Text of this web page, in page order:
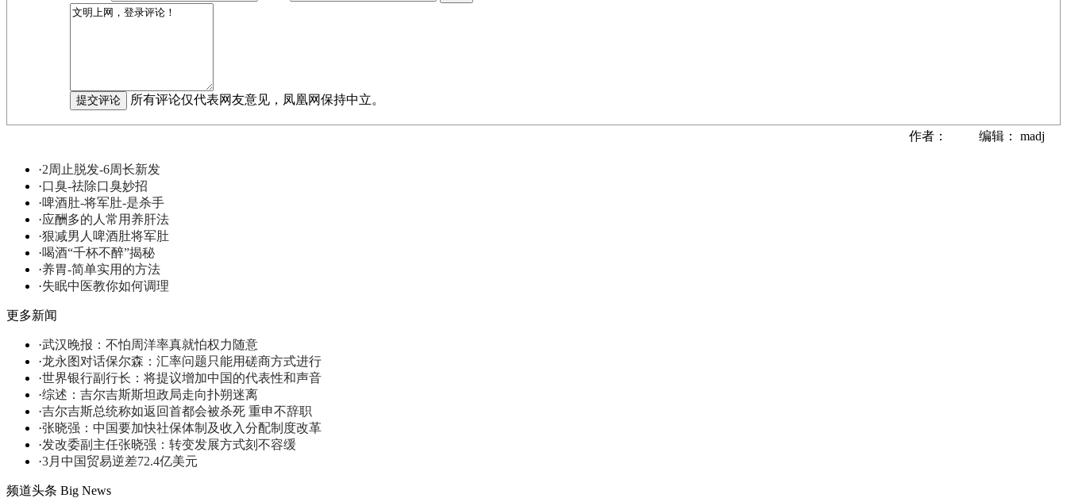
所有评论仅代表网友意见，凤凰网保持中立。
作者： 编辑： madj
·2周止脱发-6周长新发
·口臭-祛除口臭妙招
·啤酒肚-将军肚-是杀手
·应酬多的人常用养肝法
·狠减男人啤酒肚将军肚
·喝酒“千杯不醉”揭秘
·养胃-简单实用的方法
·失眠中医教你如何调理
更多新闻
·武汉晚报：不怕周洋率真就怕权力随意
·龙永图对话保尔森：汇率问题只能用磋商方式进行
·世界银行副行长：将提议增加中国的代表性和声音
·综述：吉尔吉斯斯坦政局走向扑朔迷离
·吉尔吉斯总统称如返回首都会被杀死 重申不辞职
·张晓强：中国要加快社保体制及收入分配制度改革
·发改委副主任张晓强：转变发展方式刻不容缓
·3月中国贸易逆差72.4亿美元
频道头条 Big News